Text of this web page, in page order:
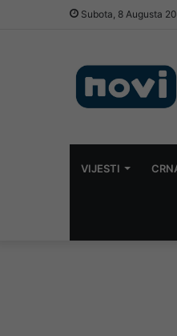
Subota, 8 Augusta
VIJESTI